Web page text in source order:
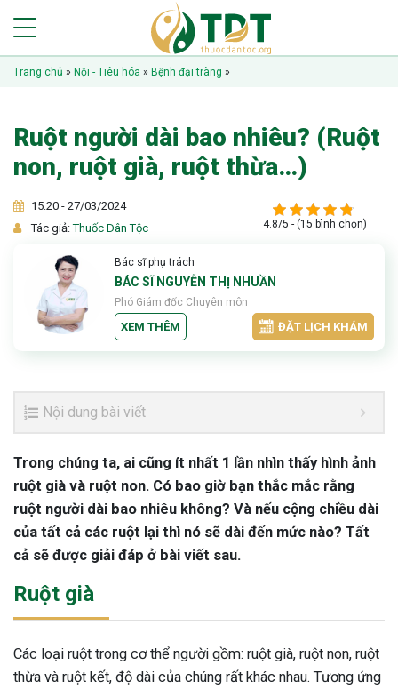
Trang chủ » Nội - Tiêu hóa » Bệnh đại tràng »
Ruột người dài bao nhiêu? (Ruột
non, ruột già, ruột thừa…)
15:20 - 27/03/2024
Tác giả:Thuốc Dân Tộc 4.8/5 - (15 bình chọn)
Bác sĩ phụ trách
BÁC SĨ NGUYỄN THỊ NHUẦN
Phó Giám đốc Chuyên môn
XEM THÊM ĐẶT LỊCH KHÁM
Nội dung bài viết
Trong chúng ta, ai cũng ít nhất 1 lần nhìn thấy hình ảnh
ruột già và ruột non. Có bao giờ bạn thắc mắc rằng
ruột người dài bao nhiêu không? Và nếu cộng chiều dài
của tất cả các ruột lại thì nó sẽ dài đến mức nào? Tất
cả sẽ được giải đáp ở bài viết sau.
Ruột già
Các loại ruột trong cơ thể người gồm: ruột già, ruột non, ruột
thừa và ruột kết, độ dài của chúng rất khác nhau. Tương ứng